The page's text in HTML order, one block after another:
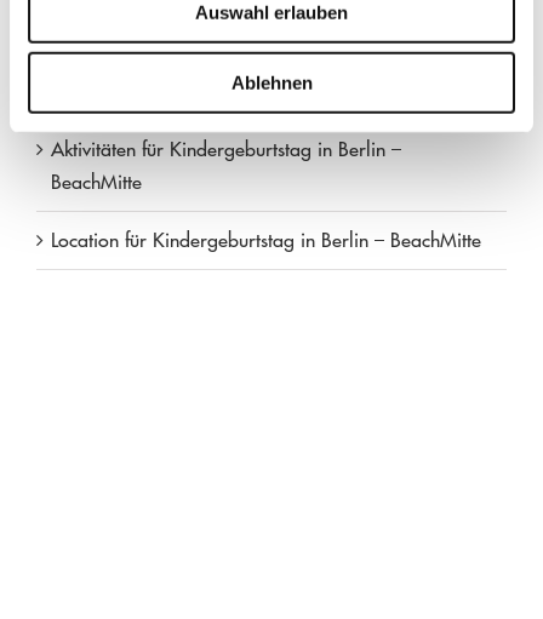
Auswahl erlauben
Ablehnen
Ideen für Kindergeburtstag draußen – BeachMitte
Aktivitäten für Kindergeburtstag in Berlin –
BeachMitte
Location für Kindergeburtstag in Berlin – BeachMitte